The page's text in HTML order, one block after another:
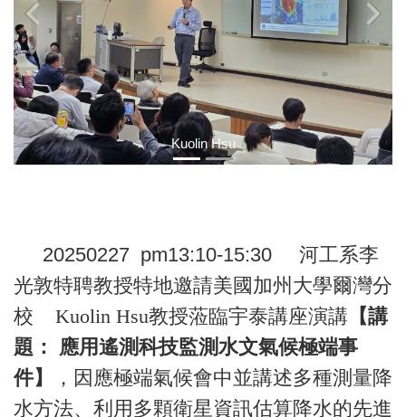
‹
Kuolin Hsu
20250227 pm13:10-15:30
河工系李
光敦特聘教授特地邀請美國加州大學爾灣分
校 Kuolin Hsu教授蒞臨宇泰講座演講 【講
題： 應用遙測科技監測水文氣候極端事
件】
，因應極端氣候會中並講述多種測量降
水方法、利用多顆衛星資訊估算降水的先進